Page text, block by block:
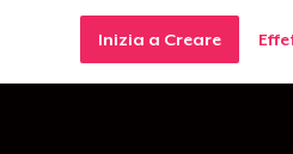
Inizia a Creare